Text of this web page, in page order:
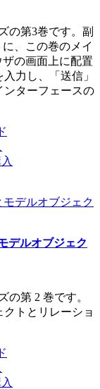
の第3巻です。副
、この巻のメイ
の画面上に配置
力し、「送信」
ンターフェースの
デルオブジェク
の第 2 巻です。
トとリレーショ